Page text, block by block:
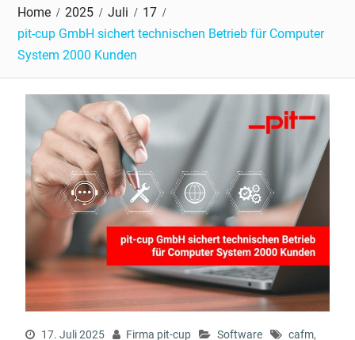
Home 2025 Juli
17
pit-cup GmbH sichert technischen Betrieb für Computer
System 2000 Kunden
17. Juli 2025 Firma pit-cup Software cafm,